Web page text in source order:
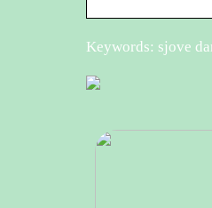
Keywords: sjove